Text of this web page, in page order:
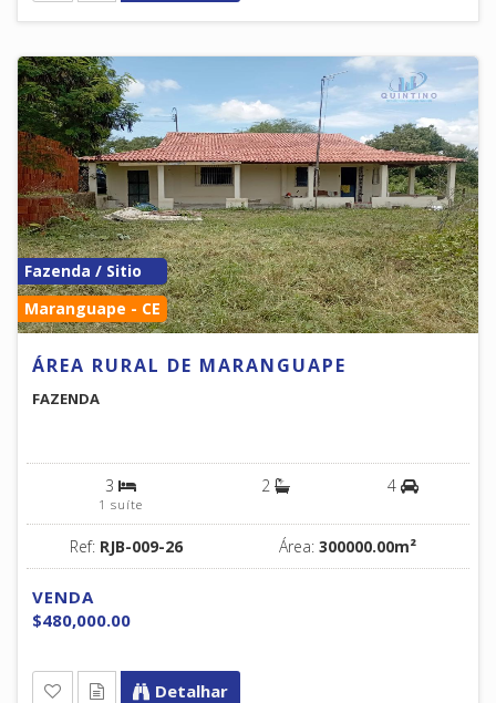
Fazenda / Sitio
Maranguape - CE
ÁREA RURAL DE MARANGUAPE
FAZENDA
3
1 suíte
2 4
Ref: RJB-009-26 Área: 300000.00m²
VENDA
$480,000.00
Detalhar